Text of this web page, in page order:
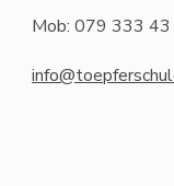
Mob: 079 333